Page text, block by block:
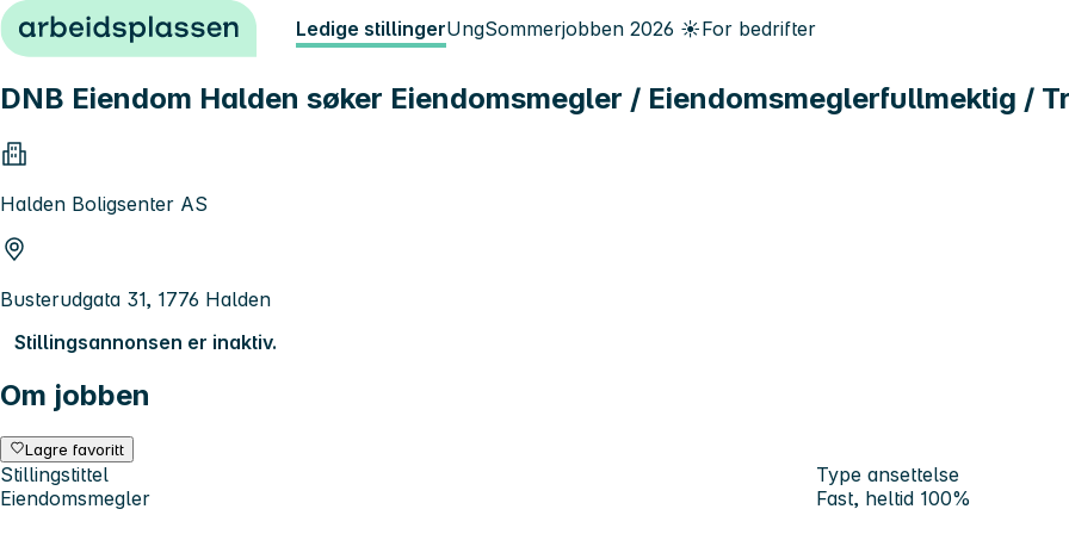
Hopp til innhold Ledige stillingerUngSommerjobben 2026 ☀️For bedrifter
DNB Eiendom Halden søker Eiendomsmegler / Eiendomsmeglerfullmektig /
Halden Boligsenter AS
Busterudgata 31, 1776 Halden
Stillingsannonsen er inaktiv.
Om jobben
Lagre favoritt
Stillingstittel
Eiendomsmegler
Type ansettelse
Fast, heltid 100%